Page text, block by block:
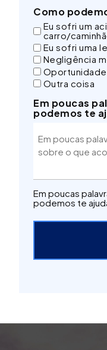
Como
Eu sofri um
carro/
Eu sofri uma
Negligência
Outra coisa
Em poucas
podemos te
Em poucas
podemos te